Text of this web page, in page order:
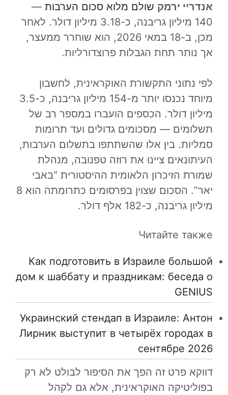
אנדריי ירמק שולם מלוא סכום הערבות —
140 מיליון גריבנה, כ-3.18 מיליון דולר. לאחר
מכן, ב-18 במאי 2026, הוא שוחרר ממעצר,
אך נותר תחת הגבלות פרוצדורליות.
לפי נתוני התקשורת האוקראינית, לחשבון
מיוחד נכנסו יותר מ-154 מיליון גריבנה, כ-3.5
מיליון דולר. הכספים הועברו במספר רב של
תשלומים — מסכומים גדולים ועד תרומות
סמליות. בין אלו שהשתתפו בתשלום הערבות,
העיתונאים ציינו את רוזה טפנובה, מנהלת
שמורת הזיכרון הלאומית ההיסטורית “באבי
יאר”. הסכום שצוין בפרסומים כתרומתה הוא 8
מיליון גריבנה, כ-182 אלף דולר.
Читайте также
Как подготовить в Израиле большой
дом к шаббату и праздникам: беседа о
GENIUS
Украинский стендап в Израиле: Антон
Лирник выступит в четырёх городах в
сентябре 2026
דווקא פרט זה הפך את הסיפור לבולט לא רק
בפוליטיקה האוקראינית, אלא גם לקהל